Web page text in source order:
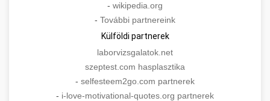
- wikipedia.org
- További partnereink
Külföldi partnerek
laborvizsgalatok.net
szeptest.com hasplasztika
- selfesteem2go.com partnerek
- i-love-motivational-quotes.org partnerek